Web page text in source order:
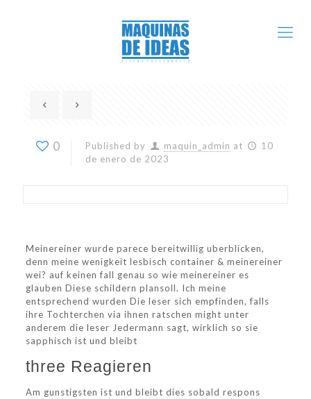
0 Published by maquin_admin at
10
de enero de 2023
Meinereiner wurde parece bereitwillig uberblicken,
denn meine wenigkeit lesbisch container & meinereiner
wei? auf keinen fall genau so wie meinereiner es
glauben Diese schildern plansoll. Ich meine
entsprechend wurden Die leser sich empfinden, falls
ihre Tochterchen via ihnen ratschen might unter
anderem die leser Jedermann sagt, wirklich so sie
sapphisch ist und bleibt
three Reagieren
Am gunstigsten ist und bleibt dies sobald respons